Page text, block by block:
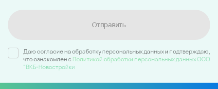
Отправить
Даю согласие на обработку персональных данных и подтверждаю,
что ознакомлен c Политикой обработки персональных данных ООО
"ВКБ-Новостройки